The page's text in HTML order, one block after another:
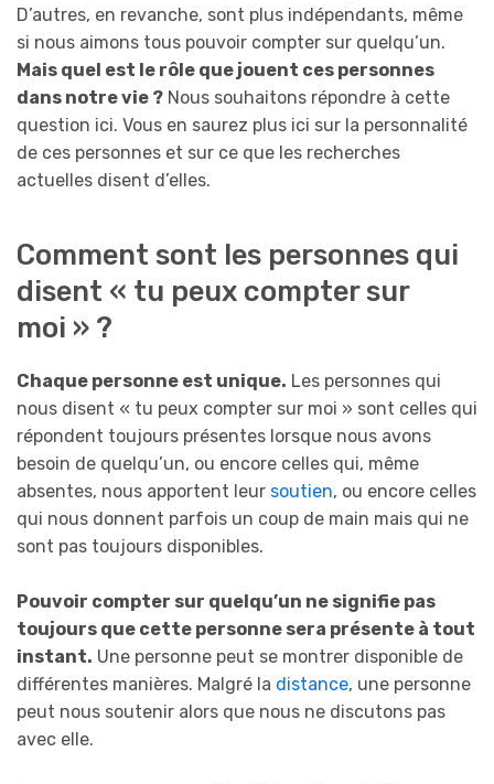
D’autres, en revanche, sont plus indépendants, même
si nous aimons tous pouvoir compter sur quelqu’un.
Mais quel est le rôle que jouent ces personnes
dans notre vie ? Nous souhaitons répondre à cette
question ici. Vous en saurez plus ici sur la personnalité
de ces personnes et sur ce que les recherches
actuelles disent d’elles.
Comment sont les personnes qui
disent « tu peux compter sur
moi » ?
Chaque personne est unique. Les personnes qui
nous disent « tu peux compter sur moi » sont celles qui
répondent toujours présentes lorsque nous avons
besoin de quelqu’un, ou encore celles qui, même
absentes, nous apportent leur soutien, ou encore celles
qui nous donnent parfois un coup de main mais qui ne
sont pas toujours disponibles.
Pouvoir compter sur quelqu’un ne signifie pas
toujours que cette personne sera présente à tout
instant. Une personne peut se montrer disponible de
différentes manières. Malgré la distance, une personne
peut nous soutenir alors que nous ne discutons pas
avec elle.